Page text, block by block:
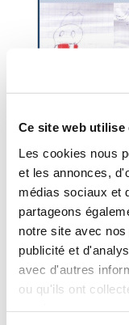
Ce site web utilise
Les cookies nous
et les annonces,
médias sociaux et
partageons
notre site avec
publicité et
avec d'autres
ou qu'ils ont
(1
Fabian
LE PETIT
ROUGE